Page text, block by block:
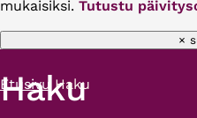
mukaisiksi. Tutustu
×
Murupolku
Etusivu Haku
Haku